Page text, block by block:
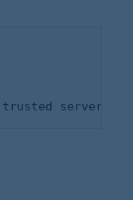
server list